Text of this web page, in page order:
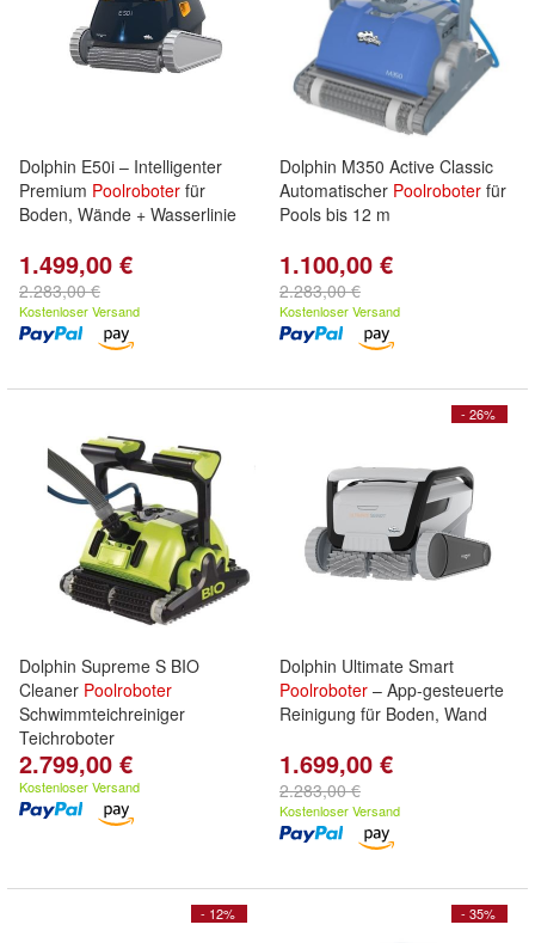
Dolphin E50i – Intelligenter
Premium Poolroboter für
Boden, Wände + Wasserlinie
1.499,00 €
2.283,00 €
Kostenloser Versand
Dolphin M350 Active Classic
Automatischer Poolroboter für
Pools bis 12 m
1.100,00 €
2.283,00 €
Kostenloser Versand
Dolphin Supreme S BIO
Cleaner Poolroboter
Schwimmteichreiniger
Teichroboter
2.799,00 €
Kostenloser Versand
- 26%
Dolphin Ultimate Smart
Poolroboter – App-gesteuerte
Reinigung für Boden, Wand
1.699,00 €
2.283,00 €
Kostenloser Versand
- 12% - 35%